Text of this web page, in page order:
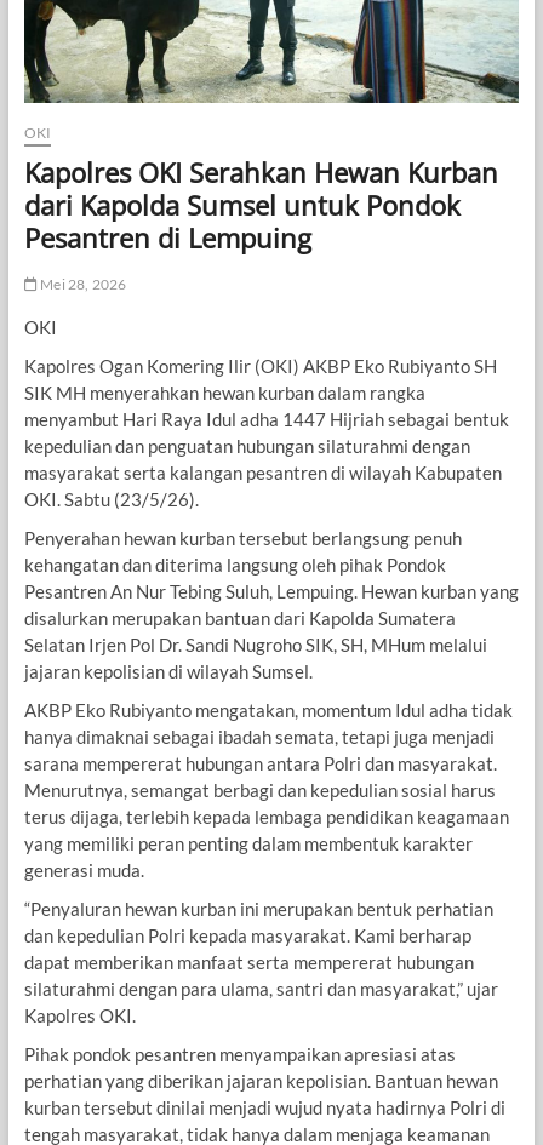
OKI
Kapolres OKI Serahkan Hewan Kurban
dari Kapolda Sumsel untuk Pondok
Pesantren di Lempuing
Mei 28, 2026
OKI
Kapolres Ogan Komering Ilir (OKI) AKBP Eko Rubiyanto SH
SIK MH menyerahkan hewan kurban dalam rangka
menyambut Hari Raya Idul adha 1447 Hijriah sebagai bentuk
kepedulian dan penguatan hubungan silaturahmi dengan
masyarakat serta kalangan pesantren di wilayah Kabupaten
OKI. Sabtu (23/5/26).
Penyerahan hewan kurban tersebut berlangsung penuh
kehangatan dan diterima langsung oleh pihak Pondok
Pesantren An Nur Tebing Suluh, Lempuing. Hewan kurban yang
disalurkan merupakan bantuan dari Kapolda Sumatera
Selatan Irjen Pol Dr. Sandi Nugroho SIK, SH, MHum melalui
jajaran kepolisian di wilayah Sumsel.
AKBP Eko Rubiyanto mengatakan, momentum Idul adha tidak
hanya dimaknai sebagai ibadah semata, tetapi juga menjadi
sarana mempererat hubungan antara Polri dan masyarakat.
Menurutnya, semangat berbagi dan kepedulian sosial harus
terus dijaga, terlebih kepada lembaga pendidikan keagamaan
yang memiliki peran penting dalam membentuk karakter
generasi muda.
“Penyaluran hewan kurban ini merupakan bentuk perhatian
dan kepedulian Polri kepada masyarakat. Kami berharap
dapat memberikan manfaat serta mempererat hubungan
silaturahmi dengan para ulama, santri dan masyarakat,” ujar
Kapolres OKI.
Pihak pondok pesantren menyampaikan apresiasi atas
perhatian yang diberikan jajaran kepolisian. Bantuan hewan
kurban tersebut dinilai menjadi wujud nyata hadirnya Polri di
tengah masyarakat, tidak hanya dalam menjaga keamanan